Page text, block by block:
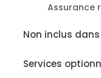
Assurance
Non inclus dans
Services